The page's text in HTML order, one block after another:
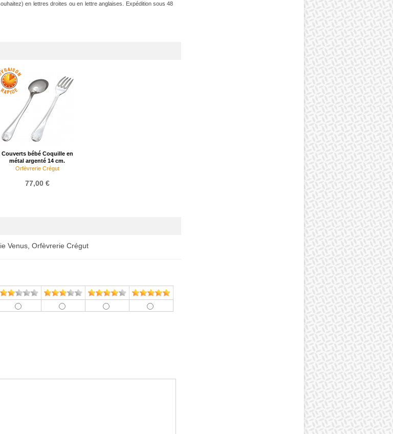
en lettres droites ou en lettre anglaises. Expédition sous 48
Couverts bébé Coquille en
métal argenté 14 cm.
Orfèvrerie Crégut
77,00 €
Venus, Orfèvrerie Crégut